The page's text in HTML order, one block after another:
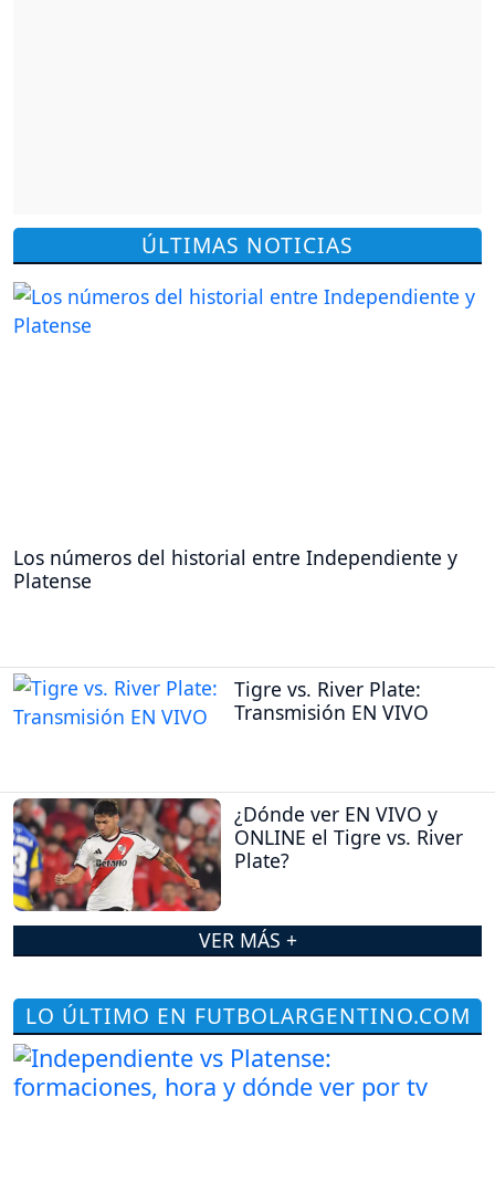
ÚLTIMAS NOTICIAS
Los números del historial entre Independiente y
Platense
Tigre vs. River Plate:
Transmisión EN VIVO
¿Dónde ver EN VIVO y
ONLINE el Tigre vs. River
Plate?
VER MÁS +
LO ÚLTIMO EN FUTBOLARGENTINO.COM